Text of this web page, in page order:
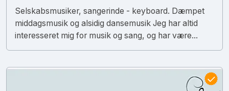
Selskabsmusiker, sangerinde - keyboard. Dæmpet
middagsmusik og alsidig dansemusik Jeg har altid
interesseret mig for musik og sang, og har være...